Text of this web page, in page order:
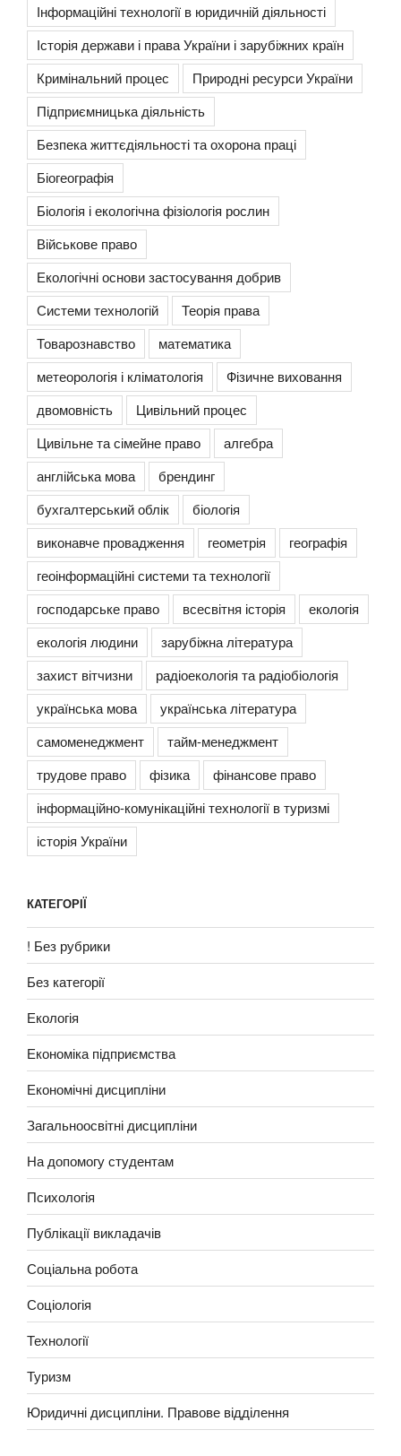
Інформаційні технології в юридичній діяльності
Історія держави і права України і зарубіжних країн
Кримінальний процес
Природні ресурси України
Підприємницька діяльність
Безпека життєдіяльності та охорона праці
Біогеографія
Біологія і екологічна фізіологія рослин
Військове право
Екологічні основи застосування добрив
Системи технологій
Теорія права
Товарознавство
математика
метеорологія і кліматологія
Фізичне виховання
двомовність
Цивільний процес
Цивільне та сімейне право
алгебра
англійська мова
брендинг
бухгалтерський облік
біологія
виконавче провадження
геометрія
географія
геоінформаційні системи та технології
господарське право
всесвітня історія
екологія
екологія людини
зарубіжна література
захист вітчизни
радіоекологія та радіобіологія
українська мова
українська література
самоменеджмент
тайм-менеджмент
трудове право
фізика
фінансове право
інформаційно-комунікаційні технології в туризмі
історія України
КАТЕГОРІЇ
! Без рубрики
Без категорії
Екологія
Економіка підприємства
Економічні дисципліни
Загальноосвітні дисципліни
На допомогу студентам
Психологія
Публікації викладачів
Соціальна робота
Соціологія
Технології
Туризм
Юридичні дисципліни. Правове відділення